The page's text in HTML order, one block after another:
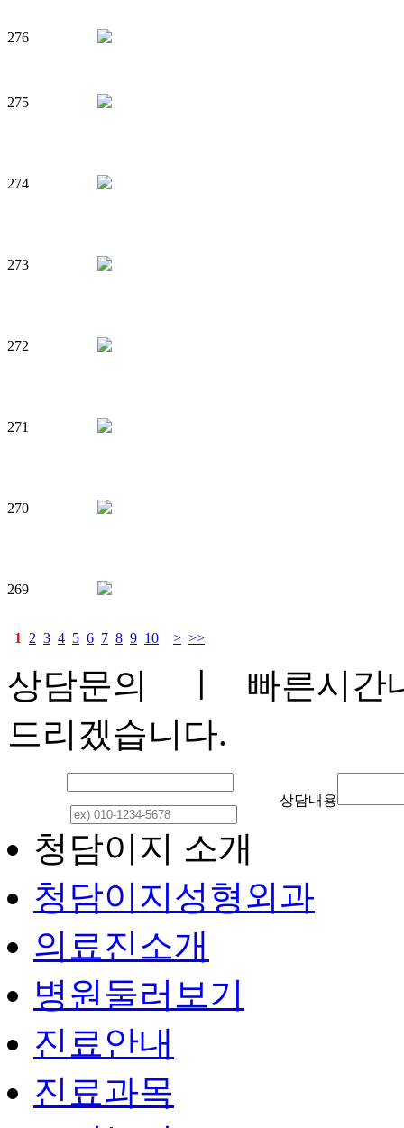
276
275
274
273
272
271
270
269
1 2 3 4 5 6 7 8 9 10 > >>
상담문의
ㅣ 빠른시간
드리겠습니다.
상담내용
청담이지 소개
청담이지성형외과
의료진소개
병원둘러보기
진료안내
진료과목